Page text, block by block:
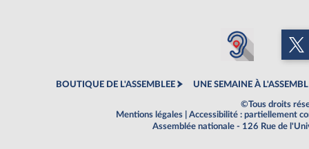
BOUTIQUE DE L'ASSEMBLEE UNE SEMAINE À
©Tous droits
Mentions légales
Accessibilité : partiellement
Assemblée nationale - 126 Rue de